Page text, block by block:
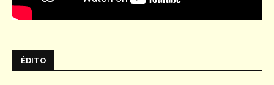
ÉDITO